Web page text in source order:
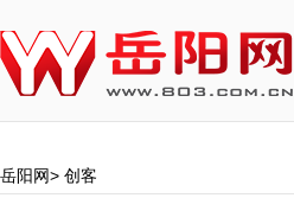
岳阳网> 创客